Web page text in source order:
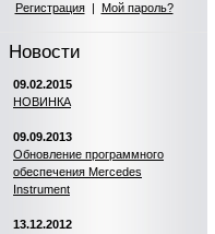
Регистрация| Мой пароль?
Новости
09.02.2015
НОВИНКА
09.09.2013
Обновление программного
обеспечения Mercedes
Instrument
13.12.2012